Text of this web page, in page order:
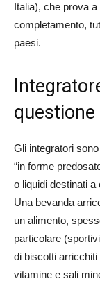
Italia), che prova
completamento,
paesi.
Gli integratori
“in forme
o liquidi destinati
Una bevanda
un alimento,
particolare
di biscotti
vitamine e sali